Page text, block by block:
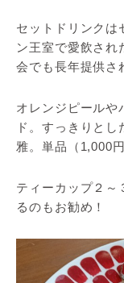
セットドリンクは
ン王室で愛飲され
会でも長年提供さ
オレンジピールや
ド。すっきりと
雅。単品（1,000
ティーカップ２～
るのもお勧め！